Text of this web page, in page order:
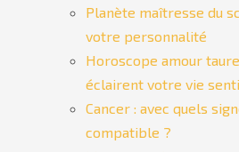
Planète maîtresse du
votre personnalité
Horoscope amour
éclairent votre vie
Cancer : avec quels
compatible ?